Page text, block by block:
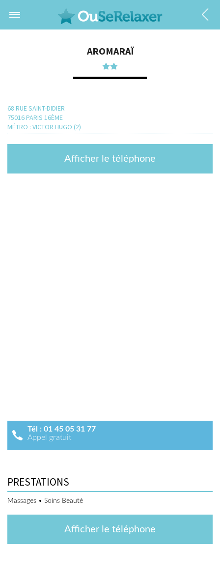
AROMARAÏ
68 RUE SAINT-DIDIER
75016 PARIS 16ÈME
MÉTRO : VICTOR HUGO (2)
Afficher le téléphone
Tél : 01 45 05 31 77
Appel gratuit
PRESTATIONS
Massages • Soins Beauté
Afficher le téléphone